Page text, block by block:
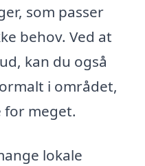
som passer
behov. Ved at
kan du også
i området,
for meget.
lokale